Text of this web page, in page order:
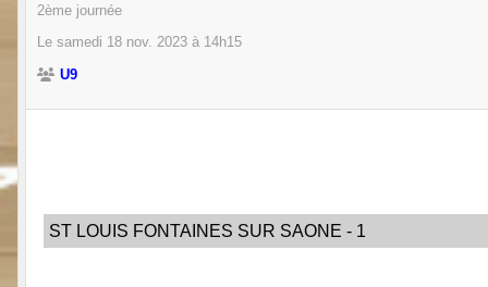
2ème journée
Le samedi 18 nov. 2023 à 14h15
U9
ST LOUIS FONTAINES SUR SAONE - 1